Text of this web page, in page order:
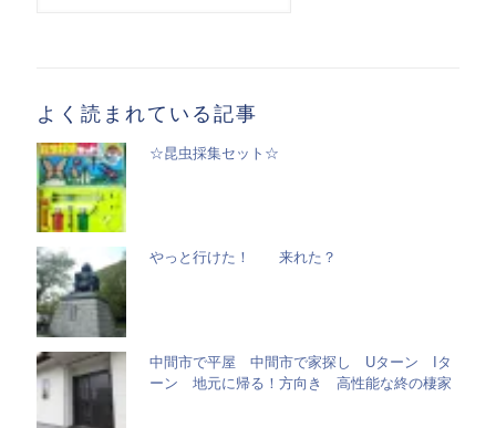
よく読まれている記事
☆昆虫採集セット☆
やっと行けた！ 来れた？
中間市で平屋 中間市で家探し Uターン Iタ
ーン 地元に帰る！方向き 高性能な終の棲家